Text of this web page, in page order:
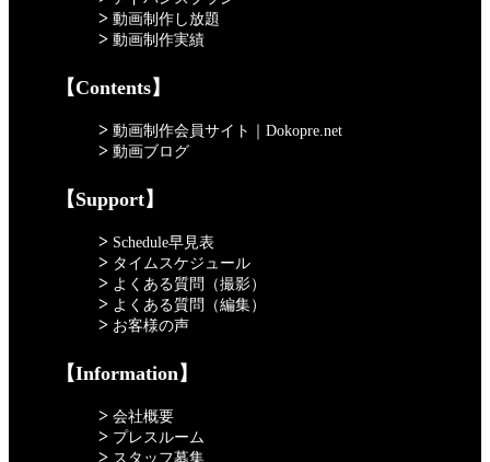
> 動画制作し放題
> 動画制作実績
【Contents】
> 動画制作会員サイト｜Dokopre.net
> 動画ブログ
【Support】
> Schedule早見表
> タイムスケジュール
> よくある質問（撮影）
> よくある質問（編集）
> お客様の声
【Information】
> 会社概要
> プレスルーム
> スタッフ募集